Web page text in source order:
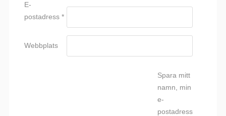
E-
postadress *
Webbplats
Spara mitt
namn, min
e-
postadress